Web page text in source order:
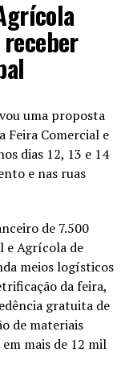
uma proposta
Feira Comercial e
dias 12, 13 e 14
e nas ruas
de 7.500
e Agrícola de
meios logísticos
da feira,
gratuita de
de materiais
mais de 12 mil